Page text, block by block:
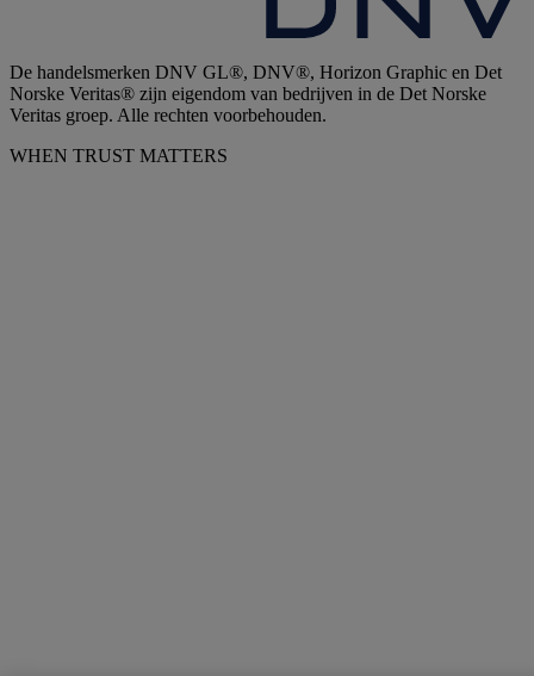
De handelsmerken DNV GL®, DNV®, Horizon Graphic en Det
Norske Veritas® zijn eigendom van bedrijven in de Det Norske
Veritas groep. Alle rechten voorbehouden.
WHEN TRUST MATTERS